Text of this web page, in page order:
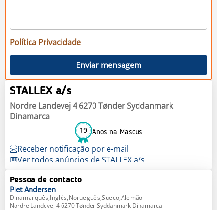
Política Privacidade
Enviar mensagem
STALLEX a/s
Nordre Landevej 4 6270 Tønder Syddanmark
Dinamarca
19 Anos na Mascus
Receber notificação por e-mail
Ver todos anúncios de STALLEX a/s
Pessoa de contacto
Piet Andersen
Dinamarquês,Inglês,Norueguês,Sueco,Alemão
Nordre Landevej 4 6270 Tønder Syddanmark Dinamarca